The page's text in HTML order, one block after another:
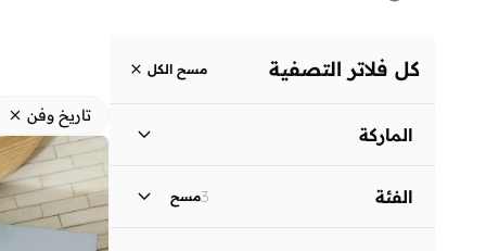
كل فلاتر التصفية مسح الكل
الماركة
الفئة 3مسح
تاريخ وفن